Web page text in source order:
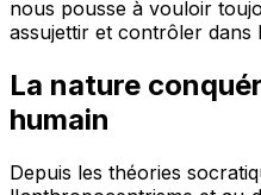
nous pousse à vouloir
assujettir et contrôler dans
La nature
humain
Depuis les théories